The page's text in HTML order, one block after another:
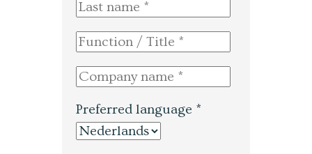
Preferred language *